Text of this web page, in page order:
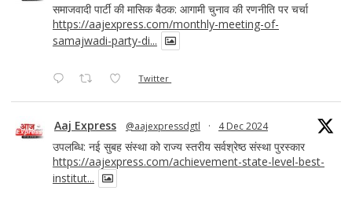
समाजवादी पार्टी की मासिक बैठक: आगामी चुनाव की रणनीति पर चर्चा
https://aajexpress.com/monthly-meeting-of-
samajwadi-party-di...
Twitter
Aaj Express @aajexpressdgtl · 4 Dec 2024
उपलब्धि: नई सुबह संस्था को राज्य स्तरीय सर्वश्रेष्ठ संस्था पुरस्कार
https://aajexpress.com/achievement-state-level-best-
institut...